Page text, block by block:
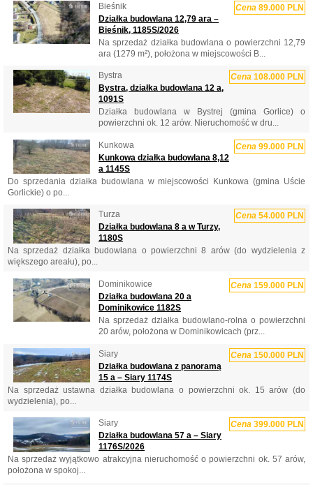
Bieśnik Cena 89.000 PLN
Działka budowlana 12,79 ara –
Bieśnik, 1185S/2026
Na sprzedaż działka budowlana o powierzchni 12,79
ara (1279 m²), położona w miejscowości B...
Bystra Cena 108.000 PLN
Bystra, działka budowlana 12 a,
1091S
Działka budowlana w Bystrej (gmina Gorlice) o
powierzchni ok. 12 arów. Nieruchomość w dru...
Kunkowa Cena 99.000 PLN
Kunkowa działka budowlana 8,12
a 1145S
Do sprzedania działka budowlana w miejscowości Kunkowa (gmina Uście
Gorlickie) o po...
Turza Cena 54.000 PLN
Działka budowlana 8 a w Turzy,
1180S
Na sprzedaż działka budowlana o powierzchni 8 arów (do wydzielenia z
większego areału), po...
Dominikowice Cena 159.000 PLN
Działka budowlana 20 a
Dominikowice 1182S
Na sprzedaż działka budowlano-rolna o powierzchni
20 arów, położona w Dominikowicach (prz...
Siary Cena 150.000 PLN
Działka budowlana z panoramą
15 a – Siary 1174S
Na sprzedaż ustawna działka budowlana o powierzchni ok. 15 arów (do
wydzielenia), po...
Siary Cena 399.000 PLN
Działka budowlana 57 a – Siary
1176S/2026
Na sprzedaż wyjątkowo atrakcyjna nieruchomość o powierzchni ok. 57 arów,
położona w spokoj...